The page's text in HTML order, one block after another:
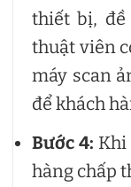
thiết bị, đề
thuật viên
máy scan
để khách
Bước 4: Khi
hàng chấp